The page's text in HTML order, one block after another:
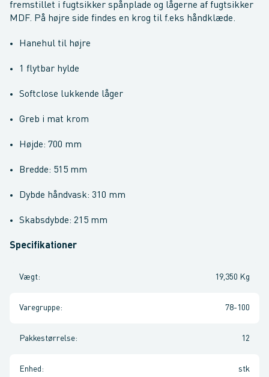
fremstillet i fugtsikker spånplade og lågerne af fugtsikker
MDF. På højre side findes en krog til f.eks håndklæde.
Hanehul til højre
1 flytbar hylde
Softclose lukkende låger
Greb i mat krom
Højde: 700 mm
Bredde: 515 mm
Dybde håndvask: 310 mm
Skabsdybde: 215 mm
Specifikationer
Vægt: 19,350 Kg
Varegruppe: 78-100
Pakkestørrelse: 12
Enhed : stk